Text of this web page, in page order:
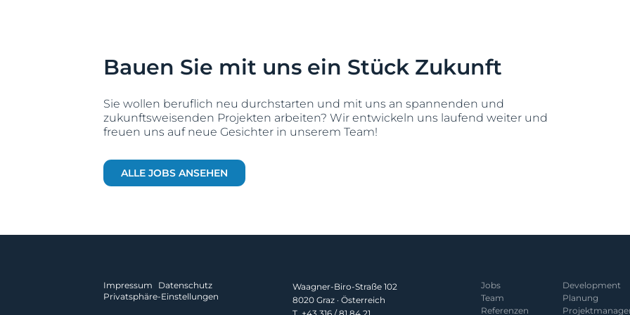
Bauen Sie mit uns ein Stück Zukunft
Sie wollen beruflich neu durchstarten und mit uns an spannenden und
zukunftsweisenden Projekten arbeiten? Wir entwickeln uns laufend weiter und
freuen uns auf neue Gesichter in unserem Team!
ALLE JOBS ANSEHEN
Impressum
Datenschutz
Privatsphäre-Einstellungen
Waagner-Biro-Straße 102
8020 Graz · Österreich
Jobs
Team
Referenzen
Development
Planung